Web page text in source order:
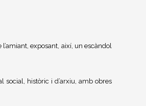
exposant, així, un escàndol
social, històric i d’arxiu, amb obres